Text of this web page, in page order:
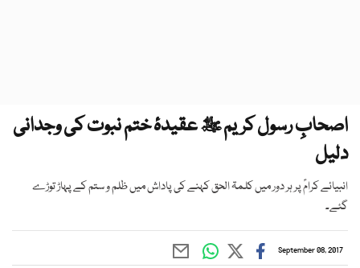
اصحابِ رسول کریم ﷺ عقیدۂ ختم نبوت کی وجدانی
دلیل
انبیائے کرامؑ پر ہر دور میں کلمۃ الحق کہنے کی پاداش میں ظلم و ستم کے پہاڑ توڑے
گئے۔
September 08, 2017